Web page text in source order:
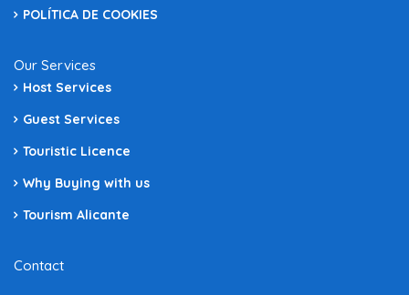
POLÍTICA DE COOKIES
Our Services
Host Services
Guest Services
Touristic Licence
Why Buying with us
Tourism Alicante
Contact